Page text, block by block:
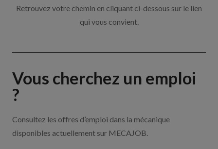
Retrouvez votre chemin en cliquant ci-dessous sur le lien
qui vous convient.
Vous cherchez un emploi
?
Consultez les offres d’emploi dans la mécanique
disponibles actuellement sur MECAJOB.